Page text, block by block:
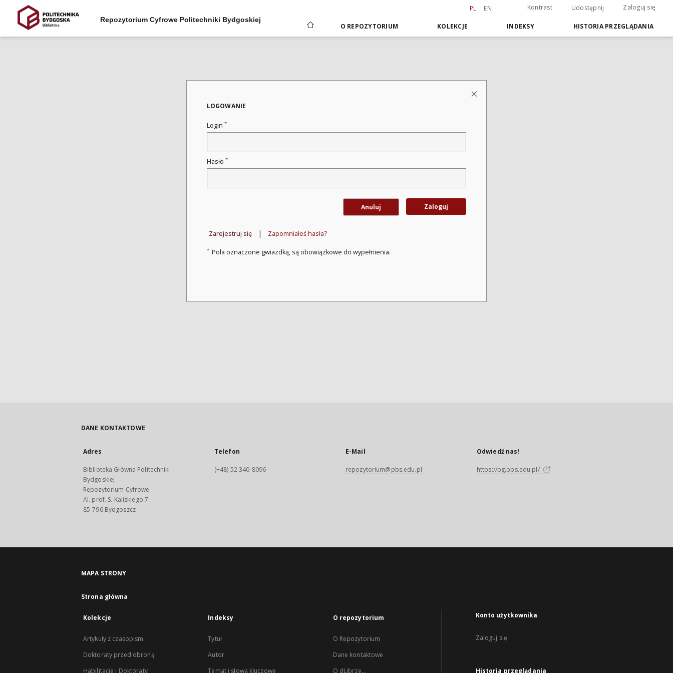
PL EN Kontrast Udostępnij Zaloguj się
Repozytorium Cyfrowe Politechniki Bydgoskiej
O REPOZYTORIUM KOLEKCJE INDEKSY HISTORIA PRZEGLĄDANIA
LOGOWANIE
Login *
Hasło *
Anuluj Zaloguj
Zarejestruj się | Zapomniałeś hasła?
* Pola oznaczone gwiazdką, są obowiązkowe do wypełnienia.
DANE KONTAKTOWE
Adres
Biblioteka Główna Politechniki
Bydgoskiej
Repozytorium Cyfrowe
Al. prof. S. Kaliskiego 7
85-796 Bydgoszcz
Telefon
(+48) 52 340-8096
E-Mail
repozytorium@pbs.edu.pl
Odwiedź nas!
https://bg.pbs.edu.pl/
MAPA STRONY
Strona główna
Kolekcje
Artykuły z czasopism
Doktoraty przed obroną
Habilitacje i Doktoraty
Indeksy
Tytuł
Autor
Temat i słowa kluczowe
O repozytorium
O Repozytorium
Dane kontaktowe
O dLibrze...
Konto użytkownika
Zaloguj się
Historia przeglądania